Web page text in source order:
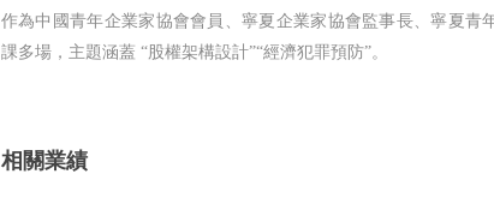
作為中國青年企業家協會會員、寧夏企業家協會監事長、寧夏青
課多場，主題涵蓋 “股權架構設計”“經濟犯罪預防”。
相關業績